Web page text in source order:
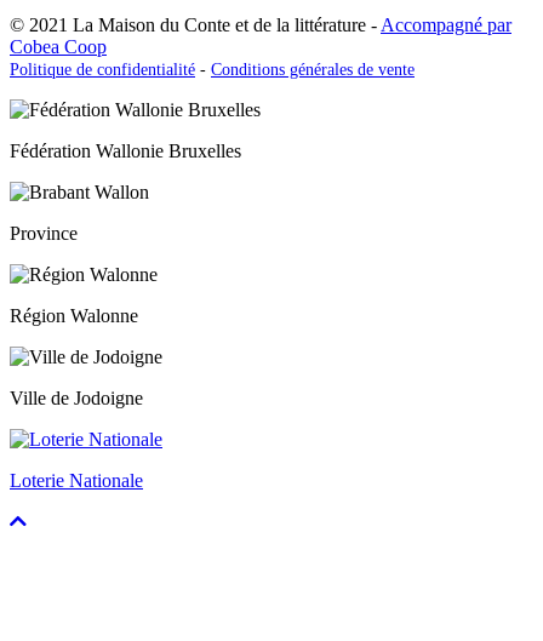
© 2021 La Maison du Conte et de la littérature - Accompagné par
Cobea Coop
Politique de confidentialité - Conditions générales de vente
Fédération Wallonie Bruxelles
Province
Région Walonne
Ville de Jodoigne
Loterie Nationale
Faire